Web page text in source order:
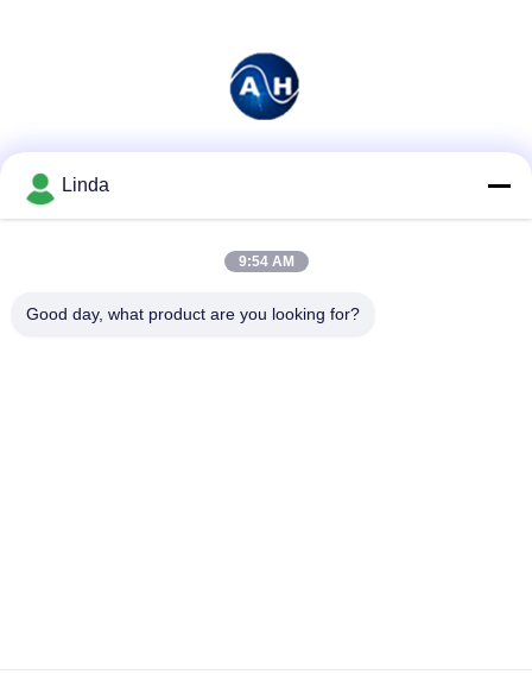
Linda
9:54 AM
Good day, what product are you looking for?